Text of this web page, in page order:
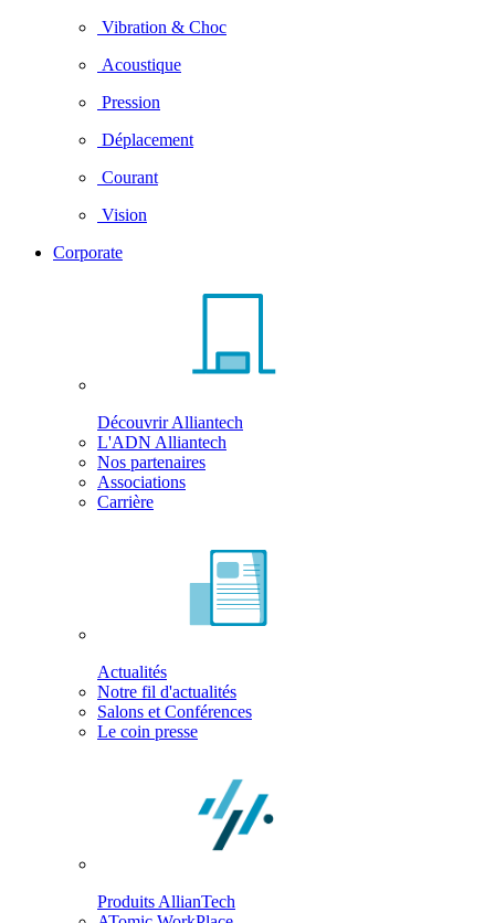
Vibration & Choc
Acoustique
Pression
Déplacement
Courant
Vision
Corporate
Découvrir Alliantech
L'ADN Alliantech
Nos partenaires
Associations
Carrière
Actualités
Notre fil d'actualités
Salons et Conférences
Le coin presse
Produits AllianTech